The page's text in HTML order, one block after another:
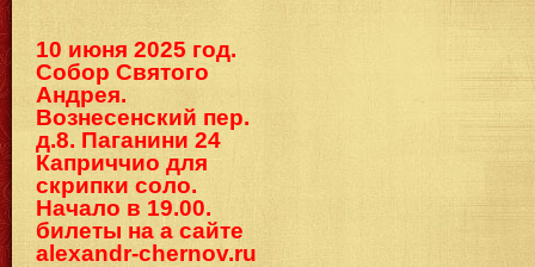
10 июня 2025 год.
Собор Святого
Андрея.
Вознесенский пер.
д.8. Паганини 24
Каприччио для
скрипки соло.
Начало в 19.00.
билеты на а сайте
alexandr-chernov.ru